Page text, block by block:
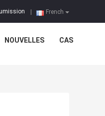
French
NOUVELLES CAS